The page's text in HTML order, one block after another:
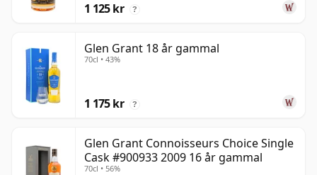
1 125 kr ?
Glen Grant 18 år gammal
70cl • 43%
1 175 kr ?
Glen Grant Connoisseurs Choice Single
Cask #900933 2009 16 år gammal
70cl • 56%